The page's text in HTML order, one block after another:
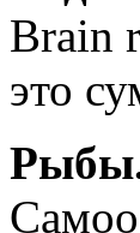
Brain
это